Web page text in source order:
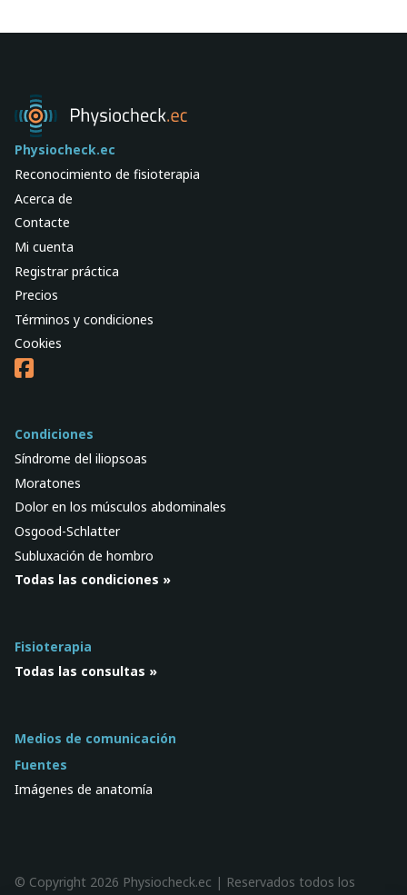
Physiocheck.ec
Reconocimiento de fisioterapia
Acerca de
Contacte
Mi cuenta
Registrar práctica
Precios
Términos y condiciones
Cookies
Condiciones
Síndrome del iliopsoas
Moratones
Dolor en los músculos abdominales
Osgood-Schlatter
Subluxación de hombro
Todas las condiciones »
Fisioterapia
Todas las consultas »
Medios de comunicación
Fuentes
Imágenes de anatomía
© Copyright 2026 Physiocheck.ec | Reservados todos los